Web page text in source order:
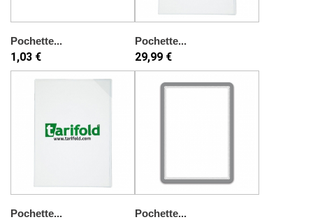
Pochette...
1,03 €
Pochette...
29,99 €
Pochette... Pochette...